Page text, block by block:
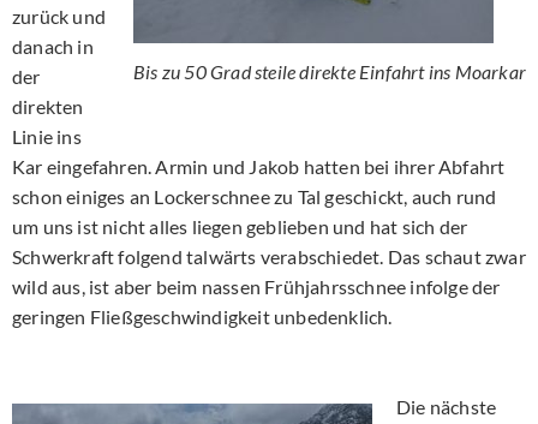
Bis zu 50 Grad steile direkte Einfahrt ins Moarkar
zurück und
danach in
der
direkten
Linie ins
Kar eingefahren. Armin und Jakob hatten bei ihrer Abfahrt
schon einiges an Lockerschnee zu Tal geschickt, auch rund
um uns ist nicht alles liegen geblieben und hat sich der
Schwerkraft folgend talwärts verabschiedet. Das schaut zwar
wild aus, ist aber beim nassen Frühjahrsschnee infolge der
geringen Fließgeschwindigkeit unbedenklich.
Die nächste